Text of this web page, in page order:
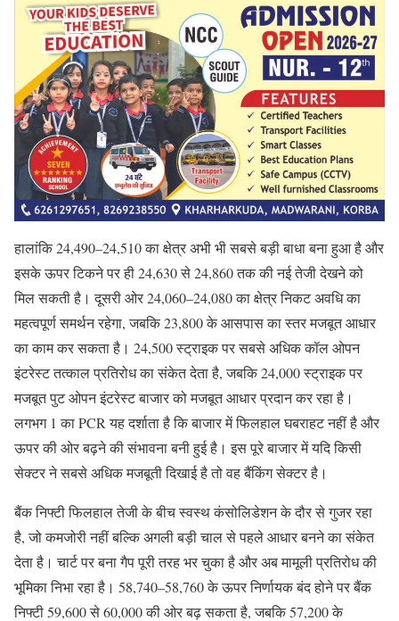
हालांकि 24,490–24,510 का क्षेत्र अभी भी सबसे बड़ी बाधा बना हुआ है और
इसके ऊपर टिकने पर ही 24,630 से 24,860 तक की नई तेजी देखने को
मिल सकती है। दूसरी ओर 24,060–24,080 का क्षेत्र निकट अवधि का
महत्वपूर्ण समर्थन रहेगा, जबकि 23,800 के आसपास का स्तर मजबूत आधार
का काम कर सकता है। 24,500 स्ट्राइक पर सबसे अधिक कॉल ओपन
इंटरेस्ट तत्काल प्रतिरोध का संकेत देता है, जबकि 24,000 स्ट्राइक पर
मजबूत पुट ओपन इंटरेस्ट बाजार को मजबूत आधार प्रदान कर रहा है।
लगभग 1 का PCR यह दर्शाता है कि बाजार में फिलहाल घबराहट नहीं है और
ऊपर की ओर बढ़ने की संभावना बनी हुई है। इस पूरे बाजार में यदि किसी
सेक्टर ने सबसे अधिक मजबूती दिखाई है तो वह बैंकिंग सेक्टर है।
बैंक निफ्टी फिलहाल तेजी के बीच स्वस्थ कंसोलिडेशन के दौर से गुजर रहा
है, जो कमजोरी नहीं बल्कि अगली बड़ी चाल से पहले आधार बनने का संकेत
देता है। चार्ट पर बना गैप पूरी तरह भर चुका है और अब मामूली प्रतिरोध की
भूमिका निभा रहा है। 58,740–58,760 के ऊपर निर्णायक बंद होने पर बैंक
निफ्टी 59,600 से 60,000 की ओर बढ़ सकता है, जबकि 57,200 के